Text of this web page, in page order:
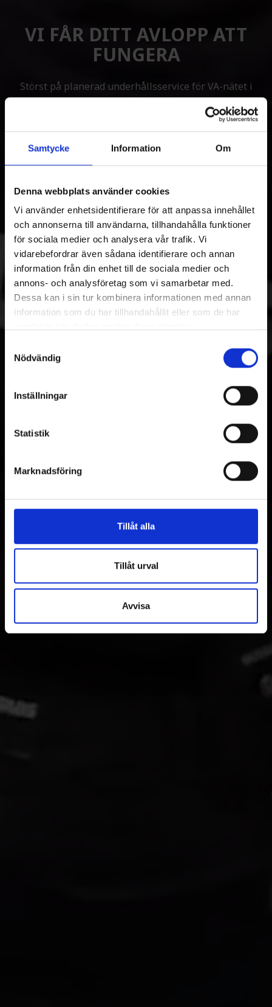
Samtycke Information Om
Denna webbplats använder cookies
Vi använder enhetsidentifierare för att anpassa innehållet
och annonserna till användarna, tillhandahålla funktioner
för sociala medier och analysera vår trafik. Vi
vidarebefordrar även sådana identifierare och annan
information från din enhet till de sociala medier och
annons- och analysföretag som vi samarbetar med.
Dessa kan i sin tur kombinera informationen med annan
information som du har tillhandahållit eller som de har
Nödvändig
Inställningar
Statistik
Marknadsföring
Tillåt alla
Tillåt urval
Avvisa
VI FÅR DITT AVLOPP ATT
FUNGERA
Störst på planerad underhållsservice för VA-nätet i
södra Sverige